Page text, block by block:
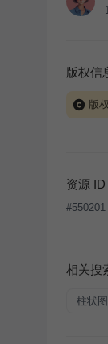
版权信
版
版权声明
经投权
资源 ID
#550201
相关搜
柱状图